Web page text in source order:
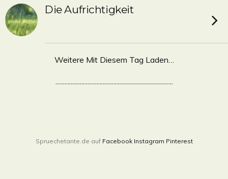
Die Aufrichtigkeit
Weitere Mit Diesem Tag Laden…
.............................................................................
Spruechetante.de auf Facebook Instagram Pinterest